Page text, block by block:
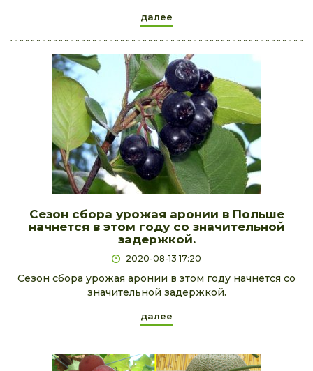
далее
Сезон сбора урожая аронии в Польше
начнется в этом году со значительной
задержкой.
2020-08-13 17:20
Сезон сбора урожая аронии в этом году начнется со
значительной задержкой.
далее